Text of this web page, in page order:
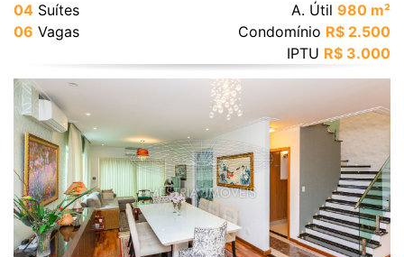
04 Suítes
06 Vagas
A. Útil 980 m²
Condomínio R$ 2.500
IPTU R$ 3.000
Suítes
Vagas